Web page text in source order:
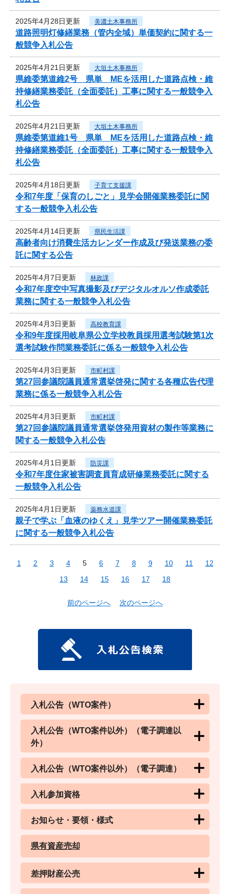
2025年4月28日更新 美濃土木事務所
道路照明灯修繕業務（管内全域）単価契約に関する一
般競争入札公告
2025年4月21日更新 大垣土木事務所
県維委第道維2号 県単 MEを活用した道路点検・維
持修繕業務委託（全面委託）工事に関する一般競争入
札公告
2025年4月21日更新 大垣土木事務所
県維委第道維1号 県単 MEを活用した道路点検・維
持修繕業務委託（全面委託）工事に関する一般競争入
札公告
2025年4月18日更新 子育て支援課
令和7年度「保育のしごと」見学会開催業務委託に関
する一般競争入札公告
2025年4月14日更新 県民生活課
高齢者向け消費生活カレンダー作成及び発送業務の委
託に関する公告
2025年4月7日更新 林政課
令和7年度空中写真撮影及びデジタルオルソ作成委託
業務に関する一般競争入札公告
2025年4月3日更新 高校教育課
令和9年度採用岐阜県公立学校教員採用選考試験第1次
選考試験作問業務委託に係る一般競争入札公告
2025年4月3日更新 市町村課
第27回参議院議員通常選挙啓発に関する各種広告代理
業務に係る一般競争入札公告
2025年4月3日更新 市町村課
第27回参議院議員通常選挙啓発用資材の製作等業務に
関する一般競争入札公告
2025年4月1日更新 防災課
令和7年度住家被害調査員育成研修業務委託に関する
一般競争入札公告
2025年4月1日更新 薬務水道課
親子で学ぶ「血液のゆくえ」見学ツアー開催業務委託
に関する一般競争入札公告
1 2 3 4 5 6 7 8 9 10 11
12
13
14 15 16 17 18
前のページへ 次のページへ
入札公告（WTO案件）
入札公告（WTO案件以外）（電子調達以
外）
入札公告（WTO案件以外）（電子調達）
入札参加資格
お知らせ・要領・様式
県有資産売却
差押財産公売